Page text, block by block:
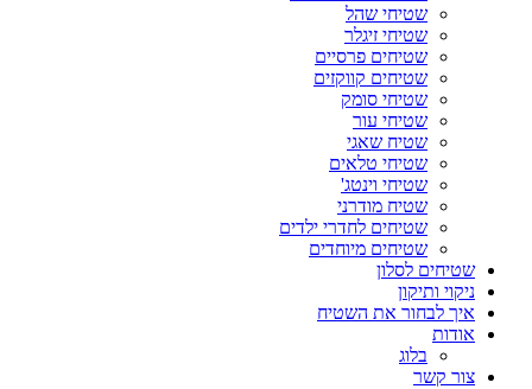
שטיחי שהל
שטיחי זיגלר
שטיחים פרסיים
שטיחים קווקזים
שטיחי סומק
שטיחי עור
שטיח שאגי
שטיחי טלאים
שטיחי וינטג'
שטיח מודרני
שטיחים לחדרי ילדים
שטיחים מיוחדים
שטיחים לסלון
ניקוי ותיקון
איך לבחור את השטיח
אודות
בלוג
צור קשר